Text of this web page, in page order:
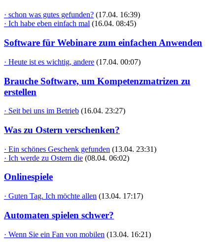
· schon was gutes gefunden? (17.04. 16:39)
· Ich habe eben einfach mal (16.04. 08:45)
Software für Webinare zum einfachen Anwenden
· Heute ist es wichtig, andere (17.04. 00:07)
Brauche Software, um Kompetenzmatrizen zu
erstellen
· Seit bei uns im Betrieb (16.04. 23:27)
Was zu Ostern verschenken?
· Ein schönes Geschenk gefunden (13.04. 23:31)
· Ich werde zu Ostern die (08.04. 06:02)
Onlinespiele
· Guten Tag. Ich möchte allen (13.04. 17:17)
Automaten spielen schwer?
· Wenn Sie ein Fan von mobilen (13.04. 16:21)